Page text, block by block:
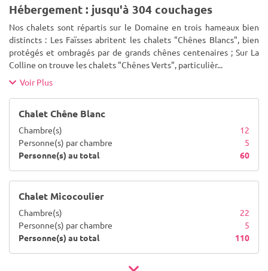
Hébergement : jusqu'à 304 couchages
Nos chalets sont répartis sur le Domaine en trois hameaux bien
distincts : Les Faïsses abritent les chalets "Chênes Blancs", bien
protégés et ombragés par de grands chênes centenaires ; Sur La
Colline on trouve les chalets "Chênes Verts", particulièr...
Voir Plus
Chalet Chêne Blanc
Chambre(s)
12
Personne(s) par chambre
5
Personne(s) au total
60
Chalet Micocoulier
Chambre(s)
22
Personne(s) par chambre
5
Personne(s) au total
110